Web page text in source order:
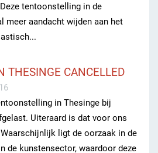
tentoonstelling in de
meer aandacht wijden aan het
THESINGE CANCELLED
in Thesinge bij
Uiteraard is dat voor ons
ligt de oorzaak in de
de kunstensector, waardoor deze